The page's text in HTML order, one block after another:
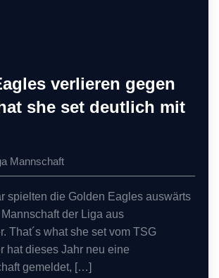
verlieren gegen
she set deutlich mit
Mannschaft
spielten die Golden Eagles auswärts
der Liga aus
That´s what she set vom TSG
hat dieses Jahr neu eine
gemeldet, […]